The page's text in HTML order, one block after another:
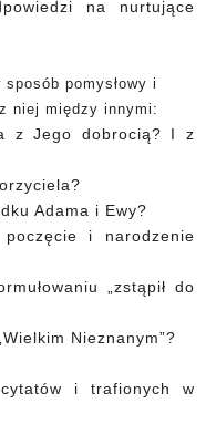
na nurtujące
pomysłowy i
niej między innymi:
z Jego dobrocią? I z
Adama i Ewy?
i narodzenie
„zstąpił do
Nieznanym”?
cytatów i trafionych w